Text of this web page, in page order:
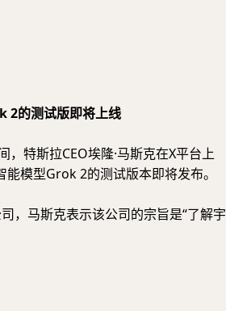
2的测试版即将上线
，特斯拉CEO埃隆·马斯克在X平台上
模型Grok 2的测试版本即将发布。
，马斯克表示该公司的宗旨是“了解宇